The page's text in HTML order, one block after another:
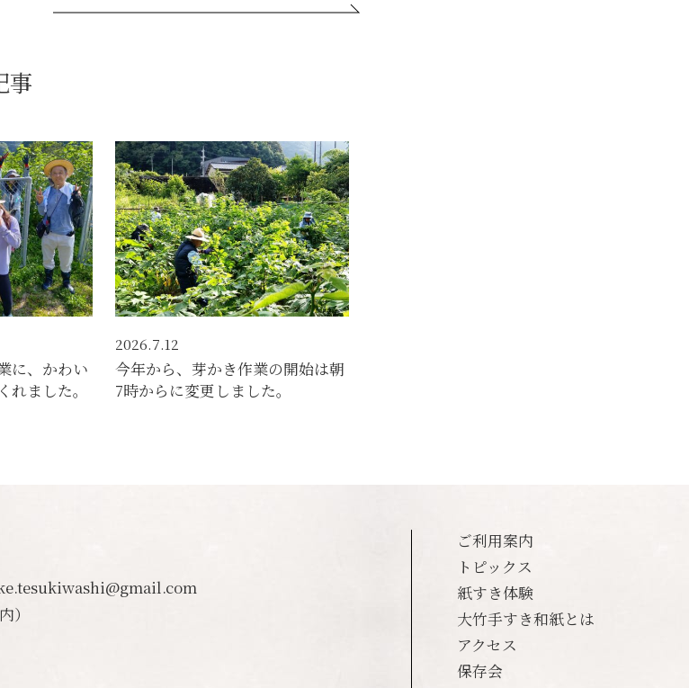
事
に、かわい
ました。
2026.7.12
今年から、芽かき作業の開始は朝
7時からに変更しました。
ご利用案内
トピックス
紙すき体験
大竹手すき和紙とは
アクセス
保存会
）